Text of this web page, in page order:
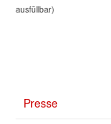
ausfüllbar)
Presse